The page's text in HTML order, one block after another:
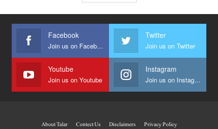
Facebook
Join us on Facebook
Twitter
Join us on Twitter
Youtube
Join us on Youtube
Instagram
Join us on Instagram
About Talar Contect Us Disclaimers Privacy Policy